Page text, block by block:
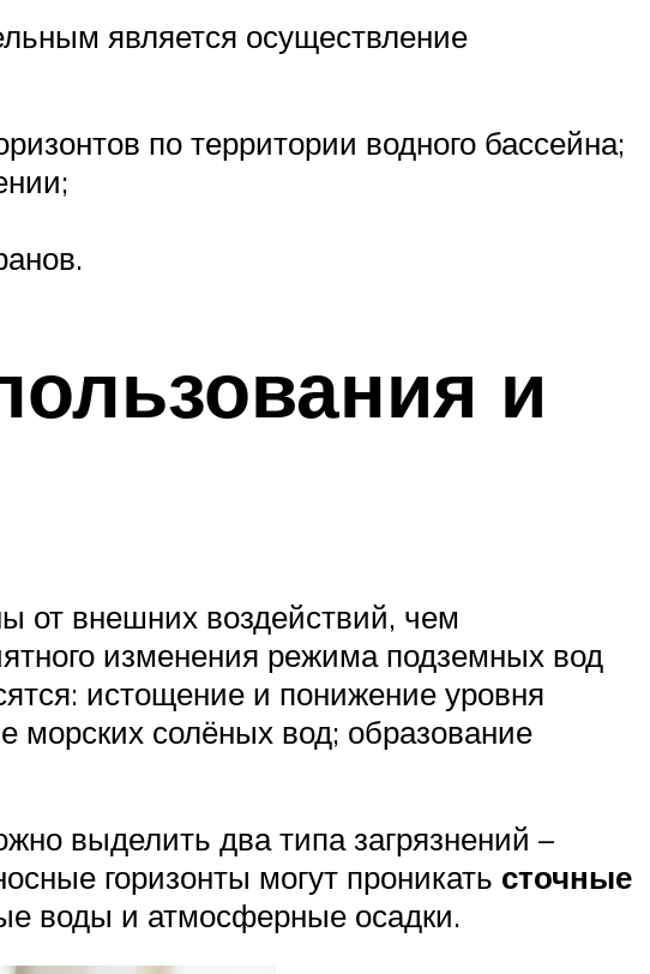
является осуществление
по территории водного бассейна;
и
от внешних воздействий, чем
изменения режима подземных вод
истощение и понижение уровня
морских солёных вод; образование
выделить два типа загрязнений –
горизонты могут проникать сточные
воды и атмосферные осадки.